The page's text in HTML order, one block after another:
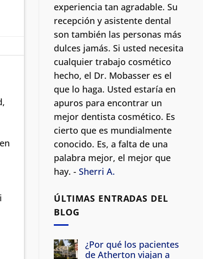
experiencia tan agradable. Su
recepción y asistente dental
son también las personas más
dulces jamás. Si usted necesita
cualquier trabajo cosmético
hecho, el Dr. Mobasser es el
que lo haga. Usted estaría en
apuros para encontrar un
mejor dentista cosmético. Es
cierto que es mundialmente
conocido. Es, a falta de una
palabra mejor, el mejor que
hay. - Sherri A.
ÚLTIMAS ENTRADAS DEL
BLOG
¿Por qué los pacientes
de Atherton viajan a